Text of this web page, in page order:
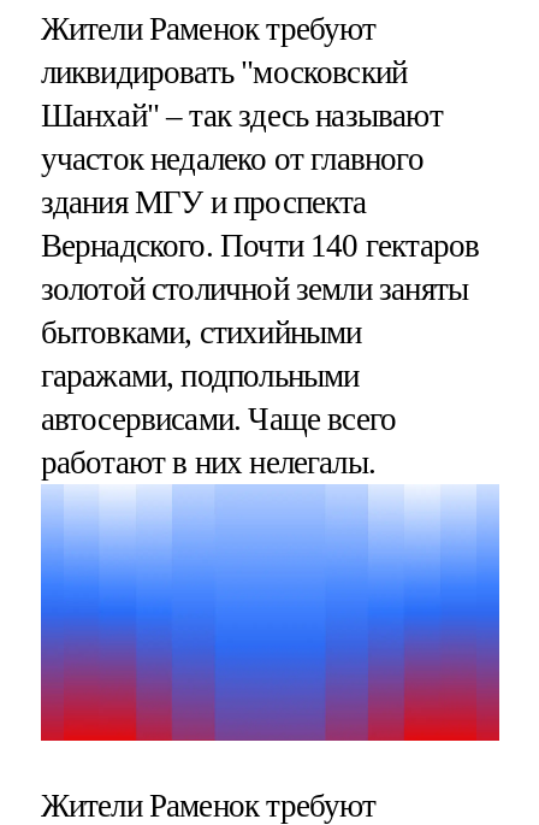
Жители Раменок требуют
ликвидировать "московский
Шанхай" – так здесь называют
участок недалеко от главного
здания МГУ и проспекта
Вернадского. Почти 140 гектаров
золотой столичной земли заняты
бытовками, стихийными
гаражами, подпольными
автосервисами. Чаще всего
работают в них нелегалы.
Жители Раменок требуют